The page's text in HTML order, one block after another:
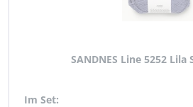
SANDNES Line 5252
Im Set: